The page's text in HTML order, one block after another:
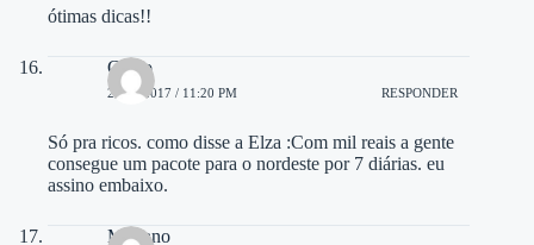
ótimas dicas!!
Chico
29/05/2017 / 11:20 PM RESPONDER
Só pra ricos. como disse a Elza :Com mil reais a gente
consegue um pacote para o nordeste por 7 diárias. eu
assino embaixo.
Mariano